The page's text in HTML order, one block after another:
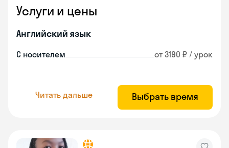
Услуги и цены
Английский язык
С носителем от 3190 ₽ / урок
Читать дальше Выбрать время